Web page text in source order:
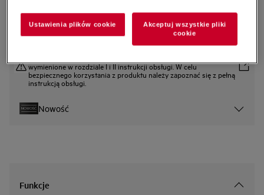
Instrukcje bezpieczeństwa i ostrzeżenia dotyczące
wymienione w rozdziale I i II instrukcji obsługi. W celu
bezpiecznego korzystania z produktu należy zapoznać się z pełną
instrukcją obsługi.
Nowość
Funkcje
Ustawienia plików cookie
Akceptuj wszystkie pliki
cookie